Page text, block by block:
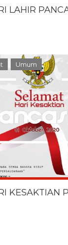
LAHIR
Umum
KESAKTIAN